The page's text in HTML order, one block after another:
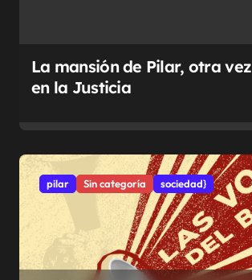
La mansión de Pilar, otra vez
en la Justicia
pilar Sin categoría sociedad}